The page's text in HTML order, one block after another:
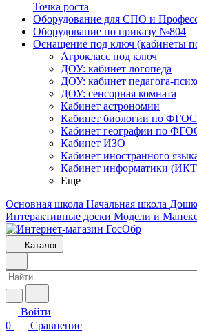
Точка роста
Оборудование для СПО и
Оборудование по приказу №804
Оснащение под ключ (кабинеты
Агрокласс под ключ
ДОУ: кабинет логопеда
ДОУ: кабинет педагога-
ДОУ: сенсорная комната
Кабинет астрономии
Кабинет биологии по ФГОС
Кабинет географии по
Кабинет ИЗО
Кабинет иностранного
Кабинет информатики
Еще
Основная школа Начальная школа
Интерактивные доски Модели и
Каталог
Войти
0
Сравнение